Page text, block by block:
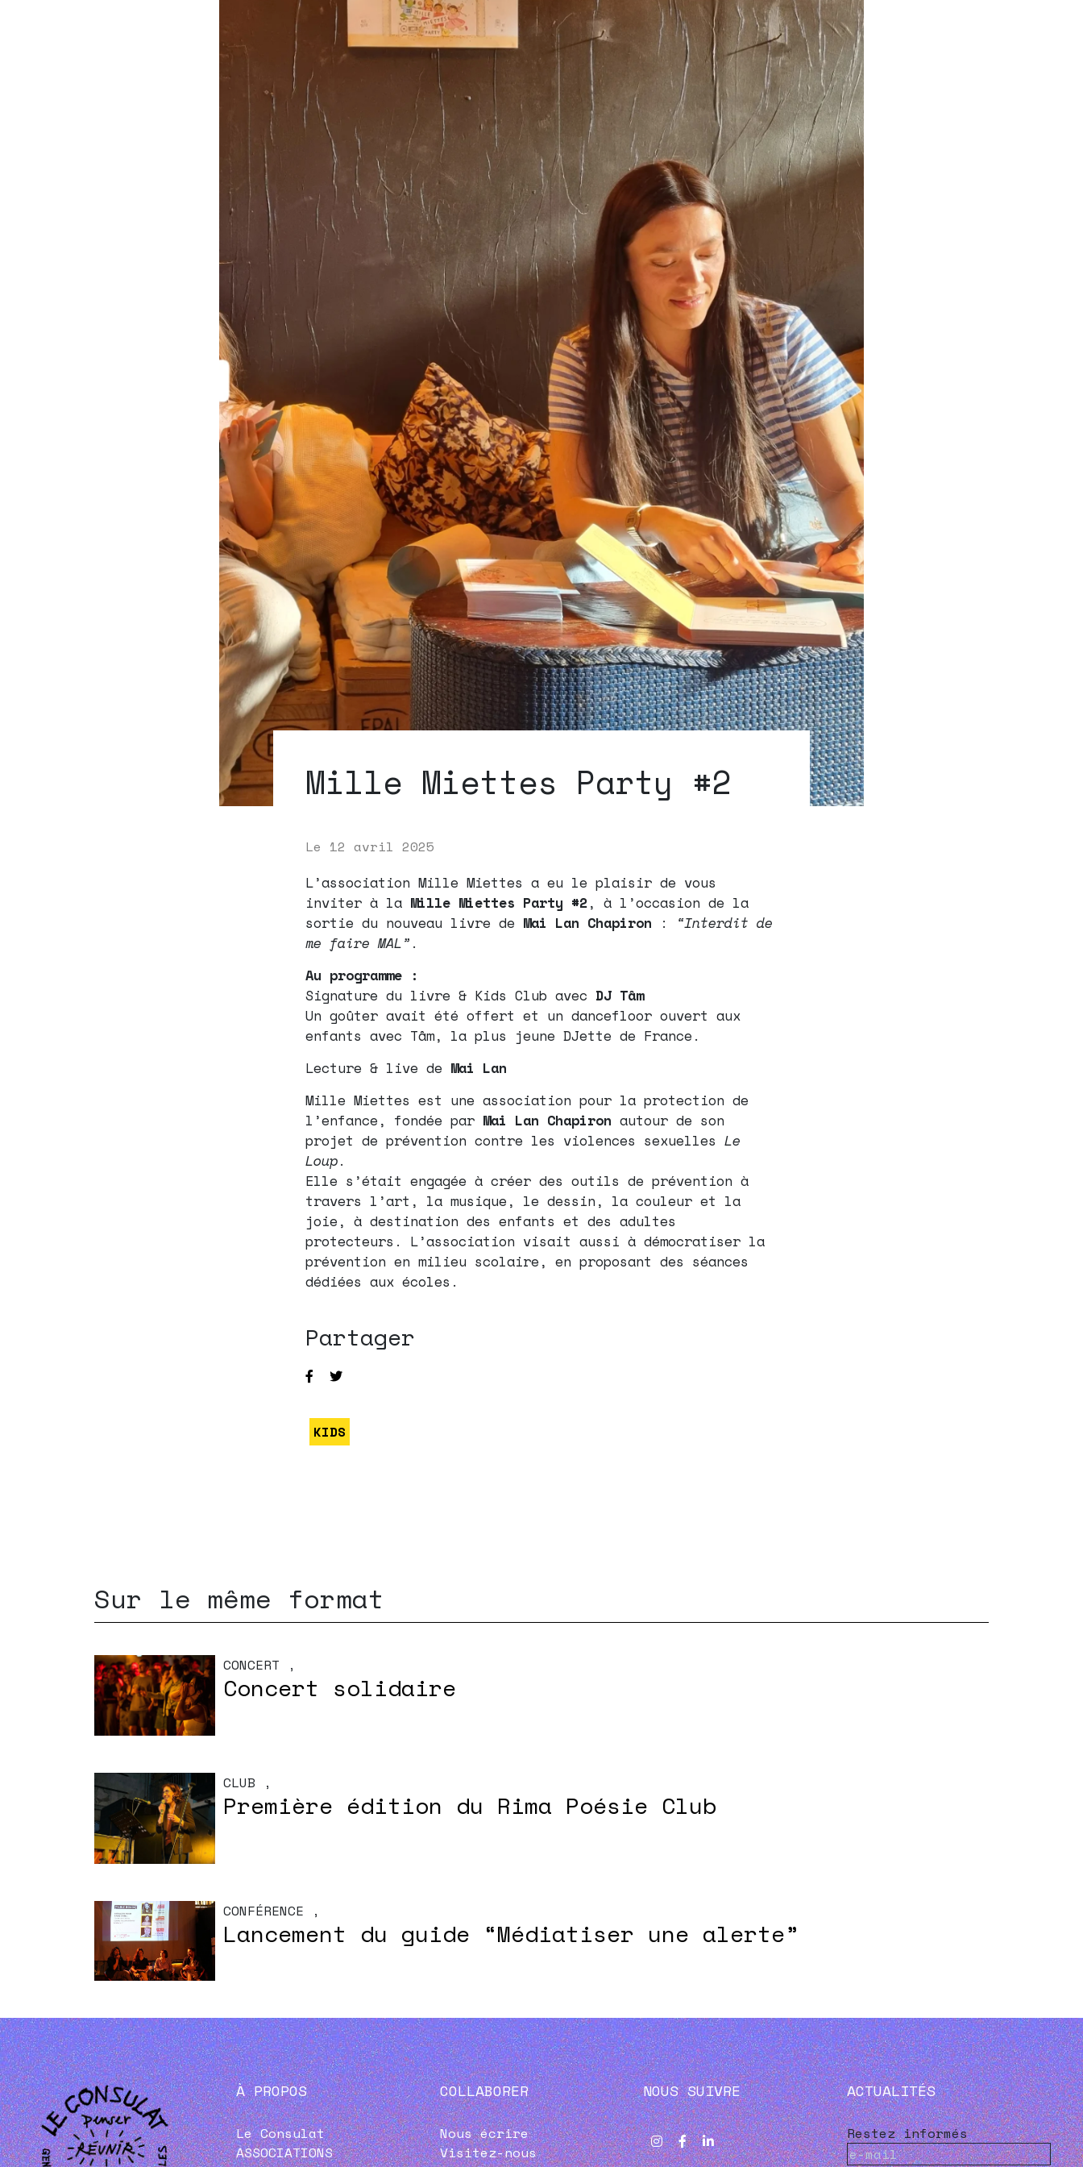
Mille Miettes Party #2
Le 12 avril 2025
L’association Mille Miettes a eu le plaisir de vous
inviter à la Mille Miettes Party #2, à l’occasion de la
sortie du nouveau livre de Mai Lan Chapiron :
“Interdit de
me faire MAL” .
Au programme :
Signature du livre & Kids Club avec DJ Tâm
Un goûter avait été offert et un dancefloor ouvert aux
enfants avec Tâm, la plus jeune DJette de France.
Lecture & live de Mai Lan
Mille Miettes est une association pour la protection de
l’enfance, fondée par Mai Lan Chapiron autour de son
projet de prévention contre les violences sexuelles Le
Loup.
Elle s’était engagée à créer des outils de prévention à
travers l’art, la musique, le dessin, la couleur et la
joie, à destination des enfants et des adultes
protecteurs. L’association visait aussi à démocratiser la
prévention en milieu scolaire, en proposant des séances
dédiées aux écoles.
Partager
KIDS
Sur le même format
CONCERT ,
Concert solidaire
CLUB ,
Première édition du Rima Poésie Club
CONFÉRENCE ,
Lancement du guide “Médiatiser une alerte”
À PROPOS
Le Consulat
ASSOCIATIONS
COLLABORER
Nous écrire
Visitez-nous
NOUS SUIVRE ACTUALITÉS
Restez informés